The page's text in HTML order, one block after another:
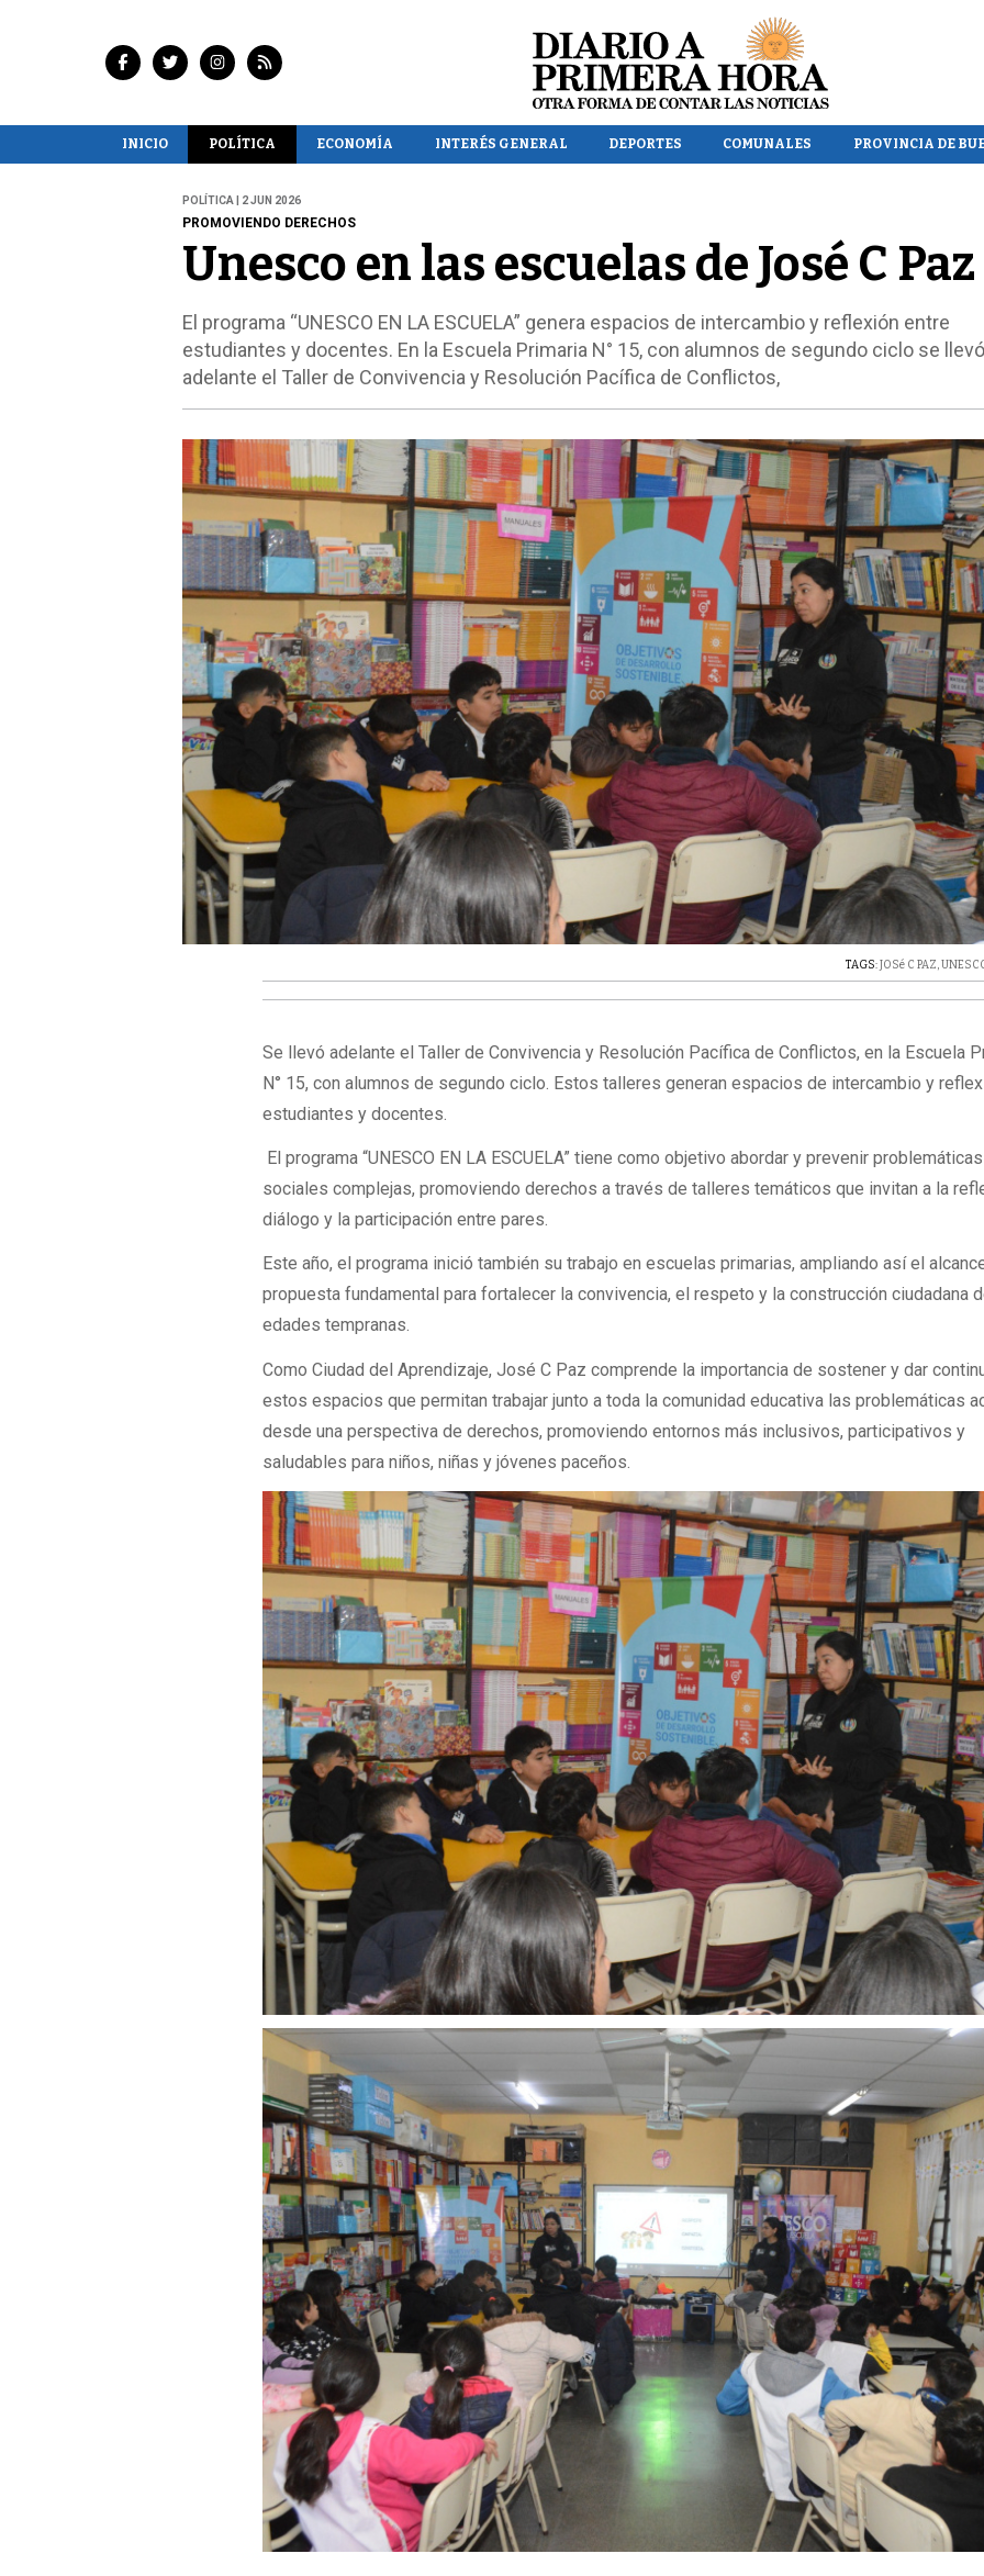
INICIO POLÍTICA ECONOMÍA INTERÉS GENERAL DEPORTES COMUNALES PROVINCIA DE
POLÍTICA | 2 JUN 2026
PROMOVIENDO DERECHOS
Unesco en las escuelas de José C Paz
El programa “UNESCO EN LA ESCUELA” genera espacios de intercambio y reflexión entre
estudiantes y docentes. En la Escuela Primaria N° 15, con alumnos de segundo ciclo se llevó
adelante el Taller de Convivencia y Resolución Pacífica de Conflictos,
TAGS: JOSé C PAZ,
Se llevó adelante el Taller de Convivencia y Resolución Pacífica de Conflictos, en la Escuela
N° 15, con alumnos de segundo ciclo. Estos talleres generan espacios de intercambio y
estudiantes y docentes.
El programa “UNESCO EN LA ESCUELA” tiene como objetivo abordar y prevenir problemáticas
sociales complejas, promoviendo derechos a través de talleres temáticos que invitan a la
diálogo y la participación entre pares.
Este año, el programa inició también su trabajo en escuelas primarias, ampliando así el
propuesta fundamental para fortalecer la convivencia, el respeto y la construcción ciudadana
edades tempranas.
Como Ciudad del Aprendizaje, José C Paz comprende la importancia de sostener y dar
estos espacios que permitan trabajar junto a toda la comunidad educativa las problemáticas
desde una perspectiva de derechos, promoviendo entornos más inclusivos, participativos y
saludables para niños, niñas y jóvenes paceños.